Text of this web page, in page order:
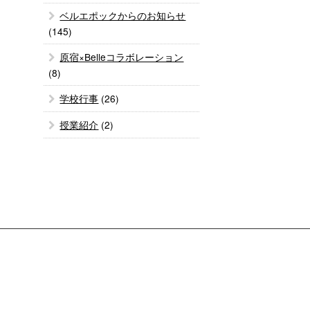
ベルエポックからのお知らせ
(145)
原宿×Belleコラボレーション
(8)
学校行事 (26)
授業紹介 (2)